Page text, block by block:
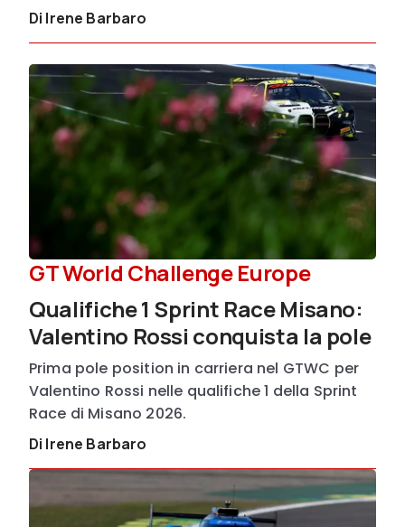
Di Irene Barbaro
GT World Challenge Europe
Qualifiche 1 Sprint Race Misano:
Valentino Rossi conquista la pole
Prima pole position in carriera nel GTWC per
Valentino Rossi nelle qualifiche 1 della Sprint
Race di Misano 2026.
Di Irene Barbaro